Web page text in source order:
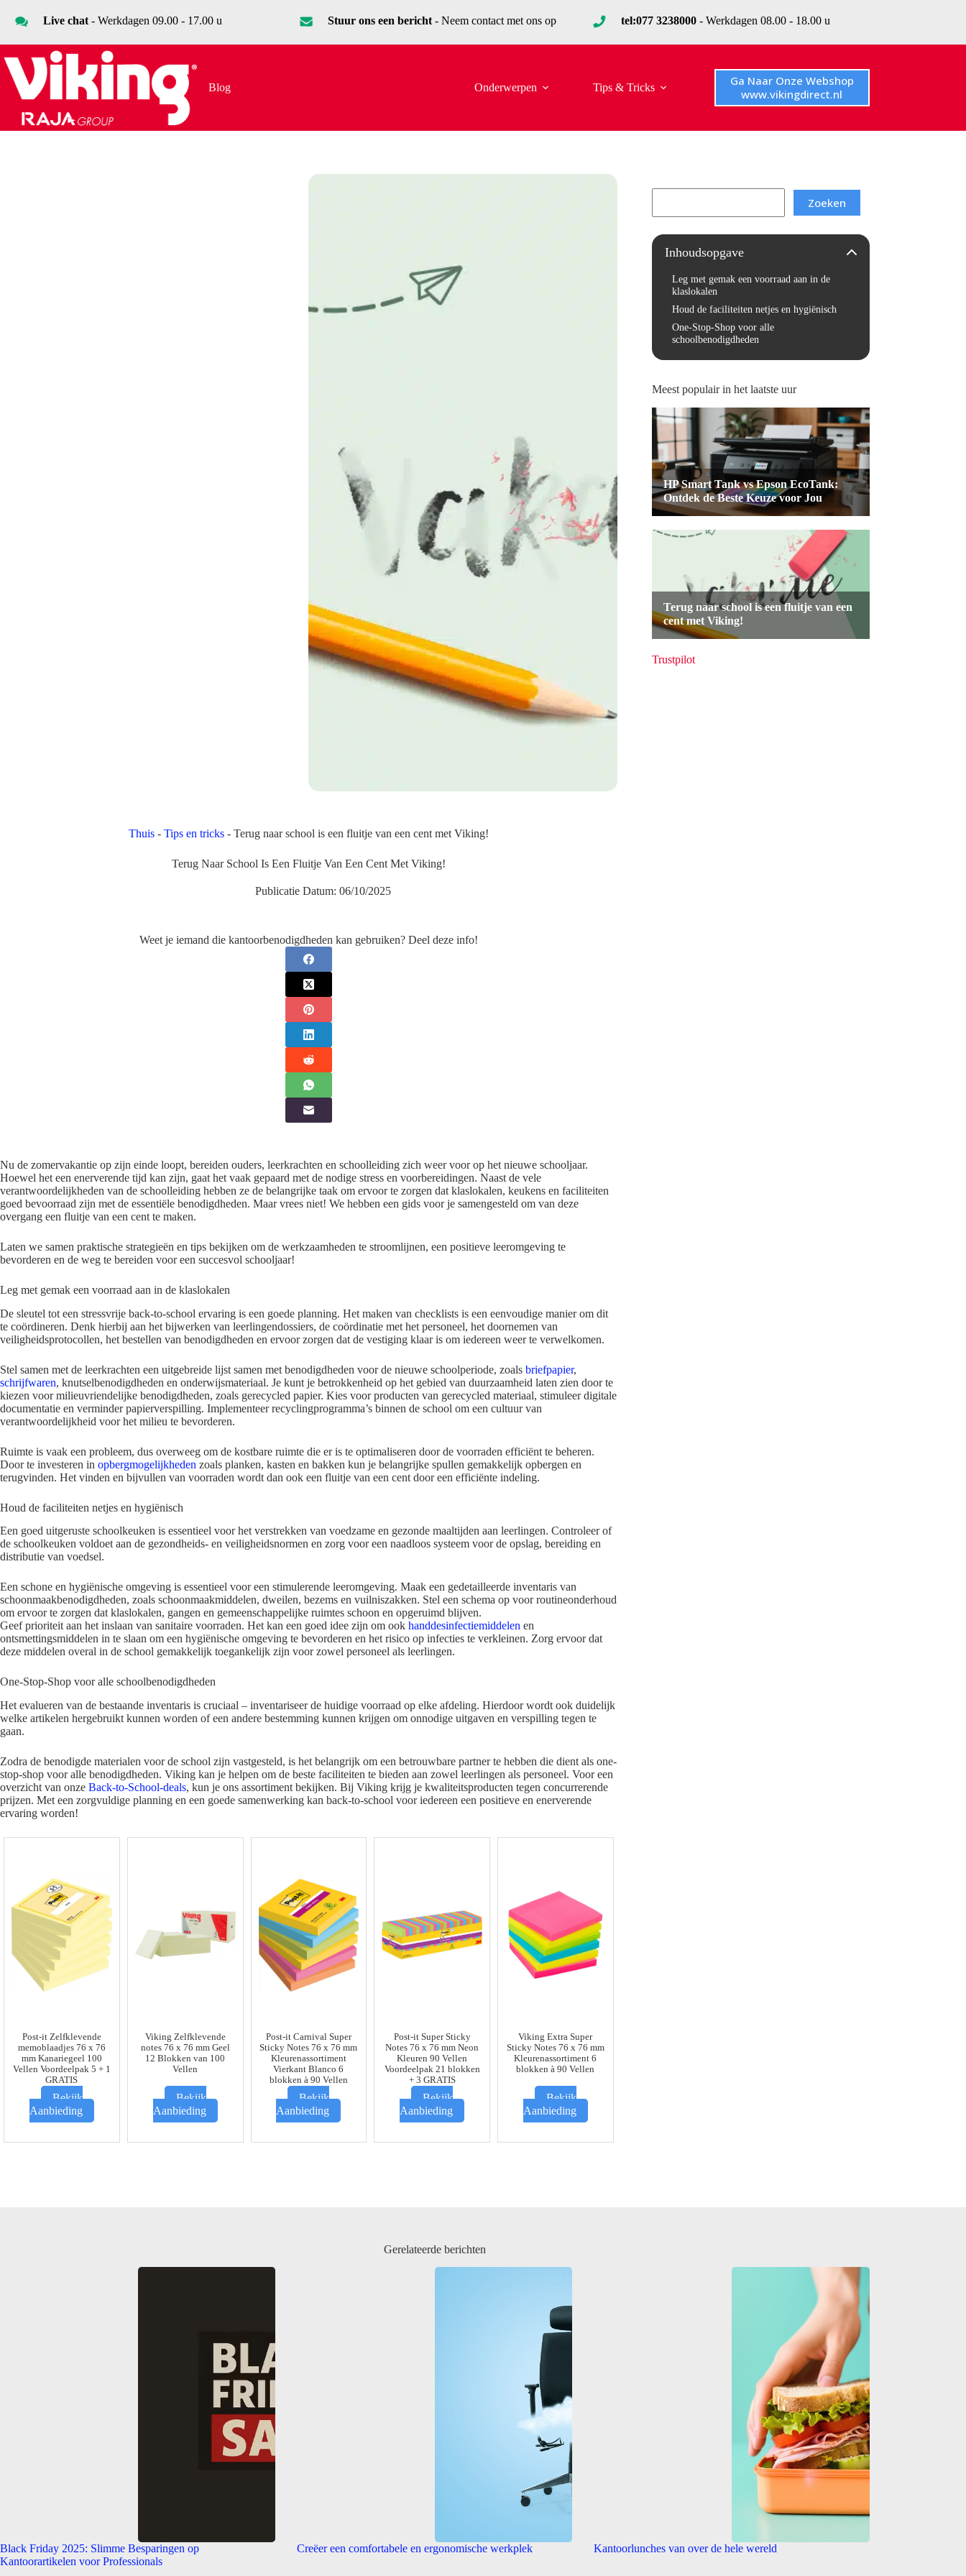
naar
inhoud
Live chat- Werkdagen 09.00 - 17.00 u Stuur ons een bericht- Neem contact met ons op tel:077 3238000- Werkdagen 08.00 - 18.00 u
Blog Onderwerpen Tips & Tricks
Ga Naar Onze Webshop
www.vikingdirect.nl
Thuis- Tips en tricks- Terug naar school is een fluitje van een cent met Viking!
Terug Naar School Is Een Fluitje Van Een Cent Met Viking!
Publicatie Datum: 06/10/2025
Weet je iemand die kantoorbenodigdheden kan gebruiken? Deel deze info!
Nu de zomervakantie op zijn einde loopt, bereiden ouders, leerkrachten en schoolleiding zich weer voor op het nieuwe schooljaar.
Hoewel het een enerverende tijd kan zijn, gaat het vaak gepaard met de nodige stress en voorbereidingen. Naast de vele
verantwoordelijkheden van de schoolleiding hebben ze de belangrijke taak om ervoor te zorgen dat klaslokalen, keukens en faciliteiten
goed bevoorraad zijn met de essentiële benodigdheden. Maar vrees niet! We hebben een gids voor je samengesteld om van deze
overgang een fluitje van een cent te maken.
Laten we samen praktische strategieën en tips bekijken om de werkzaamheden te stroomlijnen, een positieve leeromgeving te
bevorderen en de weg te bereiden voor een succesvol schooljaar!
Leg met gemak een voorraad aan in de klaslokalen
De sleutel tot een stressvrije back-to-school ervaring is een goede planning. Het maken van checklists is een eenvoudige manier om dit
te coördineren. Denk hierbij aan het bijwerken van leerlingendossiers, de coördinatie met het personeel, het doornemen van
veiligheidsprotocollen, het bestellen van benodigdheden en ervoor zorgen dat de vestiging klaar is om iedereen weer te verwelkomen.
Stel samen met de leerkrachten een uitgebreide lijst samen met benodigdheden voor de nieuwe schoolperiode, zoals briefpapier,
schrijfwaren, knutselbenodigdheden en onderwijsmateriaal. Je kunt je betrokkenheid op het gebied van duurzaamheid laten zien door te
kiezen voor milieuvriendelijke benodigdheden, zoals gerecycled papier. Kies voor producten van gerecycled materiaal, stimuleer digitale
documentatie en verminder papierverspilling. Implementeer recyclingprogramma’s binnen de school om een cultuur van
verantwoordelijkheid voor het milieu te bevorderen.
Ruimte is vaak een probleem, dus overweeg om de kostbare ruimte die er is te optimaliseren door de voorraden efficiënt te beheren.
Door te investeren in opbergmogelijkheden zoals planken, kasten en bakken kun je belangrijke spullen gemakkelijk opbergen en
terugvinden. Het vinden en bijvullen van voorraden wordt dan ook een fluitje van een cent door een efficiënte indeling.
Houd de faciliteiten netjes en hygiënisch
Een goed uitgeruste schoolkeuken is essentieel voor het verstrekken van voedzame en gezonde maaltijden aan leerlingen. Controleer of
de schoolkeuken voldoet aan de gezondheids- en veiligheidsnormen en zorg voor een naadloos systeem voor de opslag, bereiding en
distributie van voedsel.
Een schone en hygiënische omgeving is essentieel voor een stimulerende leeromgeving. Maak een gedetailleerde inventaris van
schoonmaakbenodigdheden, zoals schoonmaakmiddelen, dweilen, bezems en vuilniszakken. Stel een schema op voor routineonderhoud
om ervoor te zorgen dat klaslokalen, gangen en gemeenschappelijke ruimtes schoon en opgeruimd blijven.
Geef prioriteit aan het inslaan van sanitaire voorraden. Het kan een goed idee zijn om ook handdesinfectiemiddelen en
ontsmettingsmiddelen in te slaan om een hygiënische omgeving te bevorderen en het risico op infecties te verkleinen. Zorg ervoor dat
deze middelen overal in de school gemakkelijk toegankelijk zijn voor zowel personeel als leerlingen.
One-Stop-Shop voor alle schoolbenodigdheden
Het evalueren van de bestaande inventaris is cruciaal – inventariseer de huidige voorraad op elke afdeling. Hierdoor wordt ook duidelijk
welke artikelen hergebruikt kunnen worden of een andere bestemming kunnen krijgen om onnodige uitgaven en verspilling tegen te
gaan.
Zodra de benodigde materialen voor de school zijn vastgesteld, is het belangrijk om een betrouwbare partner te hebben die dient als one-
stop-shop voor alle benodigdheden. Viking kan je helpen om de beste faciliteiten te bieden aan zowel leerlingen als personeel. Voor een
overzicht van onze Back-to-School-deals, kun je ons assortiment bekijken. Bij Viking krijg je kwaliteitsproducten tegen concurrerende
prijzen. Met een zorgvuldige planning en een goede samenwerking kan back-to-school voor iedereen een positieve en enerverende
ervaring worden!
Post-it Zelfklevende
memoblaadjes 76 x 76
mm Kanariegeel 100
Vellen Voordeelpak 5 + 1
GRATIS
Bekijk
Aanbieding
Viking Zelfklevende
notes 76 x 76 mm Geel
12 Blokken van 100
Vellen
Bekijk
Aanbieding
Post-it Carnival Super
Sticky Notes 76 x 76 mm
Kleurenassortiment
Vierkant Blanco 6
blokken à 90 Vellen
Bekijk
Aanbieding
Post-it Super Sticky
Notes 76 x 76 mm Neon
Kleuren 90 Vellen
Voordeelpak 21 blokken
+ 3 GRATIS
Bekijk
Aanbieding
Viking Extra Super
Sticky Notes 76 x 76 mm
Kleurenassortiment 6
blokken à 90 Vellen
Bekijk
Aanbieding
Zoeken
Inhoudsopgave
Leg met gemak een voorraad aan in de
klaslokalen
Houd de faciliteiten netjes en hygiënisch
One-Stop-Shop voor alle
schoolbenodigdheden
Meest populair in het laatste uur
Trustpilot
Gerelateerde berichten
Black Friday 2025: Slimme Besparingen op
Kantoorartikelen voor Professionals
Creëer een comfortabele en ergonomische werkplek Kantoorlunches van over de hele wereld